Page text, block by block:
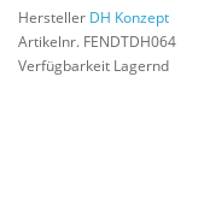
Hersteller DH Konzept
Artikelnr. FENDTDH064
Verfügbarkeit Lagernd